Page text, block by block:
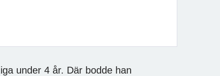
under 4 år. Där bodde han